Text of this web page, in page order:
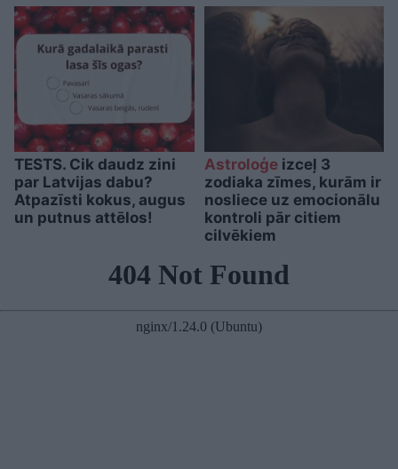
TESTS. Cik daudz zini
par Latvijas dabu?
Atpazīsti kokus, augus
un putnus attēlos!
Astroloģeizceļ 3
zodiaka zīmes, kurām ir
nosliece uz emocionālu
kontroli pār citiem
cilvēkiem